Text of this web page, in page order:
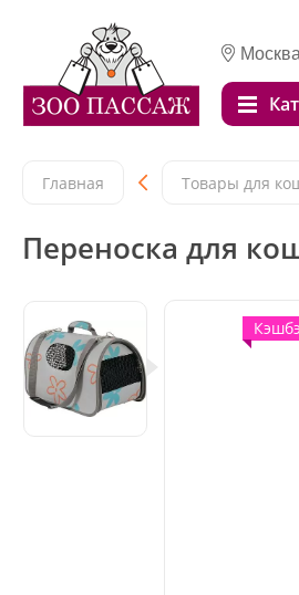
Главная Товары для
Переноска для